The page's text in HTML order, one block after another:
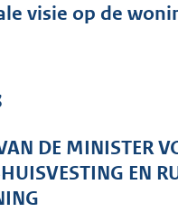
o
K
visie op de
DE MINISTER
EN